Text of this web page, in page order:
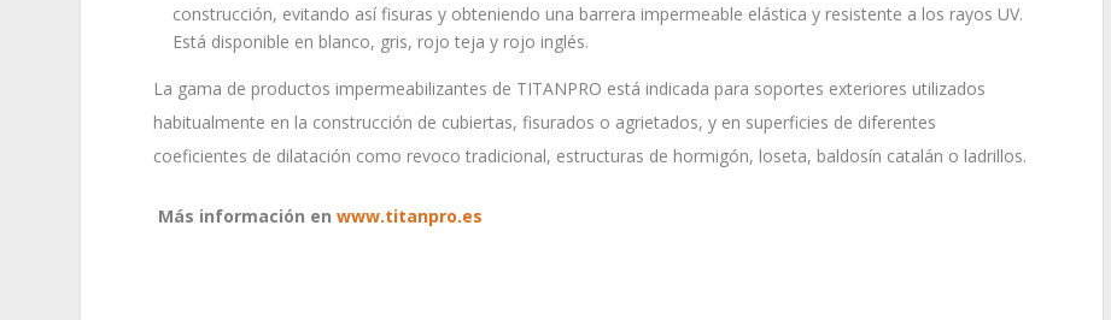
construcción, evitando así fisuras y obteniendo una barrera impermeable elástica y resistente a los rayos UV.
Está disponible en blanco, gris, rojo teja y rojo inglés.
La gama de productos impermeabilizantes de TITANPRO está indicada para soportes exteriores utilizados
habitualmente en la construcción de cubiertas, fisurados o agrietados, y en superficies de diferentes
coeficientes de dilatación como revoco tradicional, estructuras de hormigón, loseta, baldosín catalán o ladrillos.
Más información enwww.titanpro.es